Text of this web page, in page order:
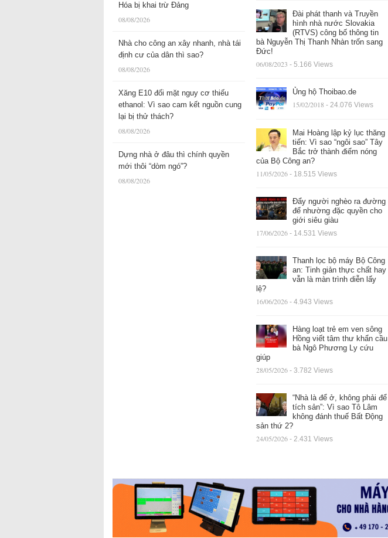
Hóa bị khai trừ Đảng
08/08/2026
Nhà cho công an xây nhanh, nhà tái
định cư của dân thì sao?
08/08/2026
Xăng E10 đối mặt nguy cơ thiếu
ethanol: Vì sao cam kết nguồn cung
lại bị thử thách?
08/08/2026
Dựng nhà ở đâu thì chính quyền
mới thôi “dòm ngó”?
08/08/2026
Đài phát thanh và Truyền
hình nhà nước Slovakia
(RTVS) công bố thông tin
bà Nguyễn Thị Thanh Nhàn trốn sang
Đức!
06/08/2023 - 5.166 Views
Ủng hộ Thoibao.de
15/02/2018 - 24.076 Views
Mai Hoàng lập kỷ lục thăng
tiến: Vì sao “ngôi sao” Tây
Bắc trở thành điểm nóng
của Bộ Công an?
11/05/2026 - 18.515 Views
Đẩy người nghèo ra đường
để nhường đặc quyền cho
giới siêu giàu
17/06/2026 - 14.531 Views
Thanh lọc bộ máy Bộ Công
an: Tinh giản thực chất hay
vẫn là màn trình diễn lấy
lệ?
16/06/2026 - 4.943 Views
Hàng loạt trẻ em ven sông
Hồng viết tâm thư khẩn cầu
bà Ngô Phương Ly cứu
giúp
28/05/2026 - 3.782 Views
“Nhà là để ở, không phải để
tích sản”: Vì sao Tô Lâm
không đánh thuế Bất Động
sản thứ 2?
24/05/2026 - 2.431 Views